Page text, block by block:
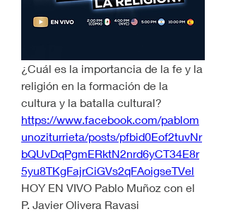
¿Cuál es la importancia de la fe y la
religión en la formación de la
cultura y la batalla cultural?
https://www.facebook.com/pablom
unoziturrieta/posts/pfbid0Eof2tuvNr
bQUvDqPgmERktN2nrd6yCT34E8r
5yu8TKgFajrCiGVs2qFAoigseTVel
HOY EN VIVO Pablo Muñoz con el
P. Javier Olivera Ravasi